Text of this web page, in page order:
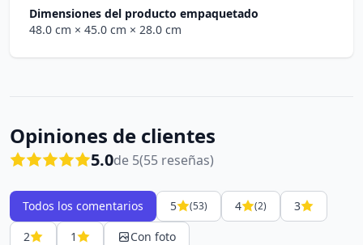
Dimensiones del producto empaquetado
48.0 cm × 45.0 cm × 28.0 cm
Opiniones de clientes
5.0de 5(55 reseñas)
Todos los comentarios 5 (53) 4 (2)
3
2
1 Con foto